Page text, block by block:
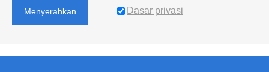
Menyerahkan Dasar privasi